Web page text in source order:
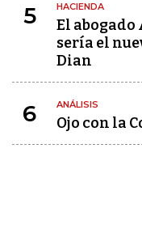
5 HACIENDA
El abogado
sería el
Dian
6 ANÁLISIS
Ojo con la